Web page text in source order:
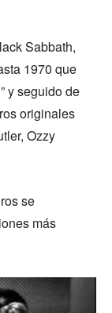
Sabbath,
1970 que
y seguido de
originales
Ozzy
se
más